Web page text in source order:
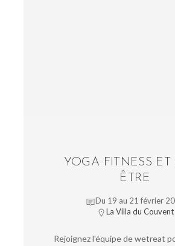
YOGA FITNESS ET
ÊTRE
Du 19 au 21 février
La Villa du Couvent
Rejoignez l'équipe de wetreat